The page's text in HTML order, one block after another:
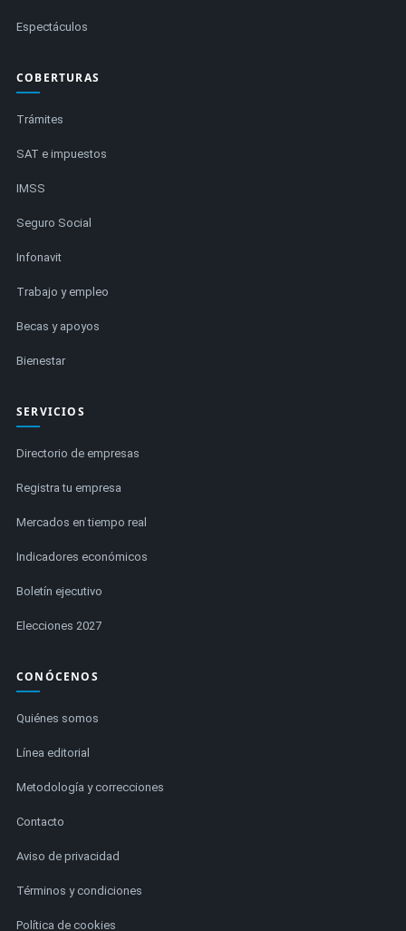
Espectáculos
COBERTURAS
Trámites
SAT e impuestos
IMSS
Seguro Social
Infonavit
Trabajo y empleo
Becas y apoyos
Bienestar
SERVICIOS
Directorio de empresas
Registra tu empresa
Mercados en tiempo real
Indicadores económicos
Boletín ejecutivo
Elecciones 2027
CONÓCENOS
Quiénes somos
Línea editorial
Metodología y correcciones
Contacto
Aviso de privacidad
Términos y condiciones
Política de cookies